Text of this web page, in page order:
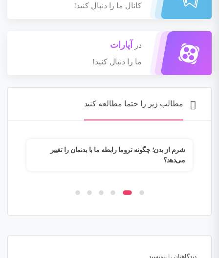
کانال ما را دنبال کنید!
در آپارات
ما را دنبال کنید!
مطالب زیر را حتما مطالعه کنید
شرم از بدن؛ چگونه تروما رابطه ما با بدنمان را تغییر
می‌دهد؟
دیدگاهتان را بنویسید